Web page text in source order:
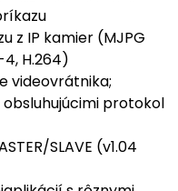
z IP kamier (MJPG
4, H.264)
videovrátnika;
protokol
SLAVE (v1.04